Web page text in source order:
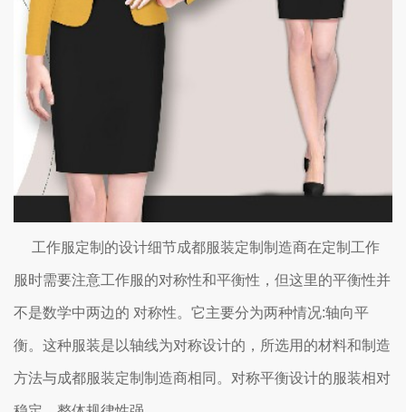
工作服定制的设计细节成都服装定制制造商在定制工作
服时需要注意工作服的对称性和平衡性，但这里的平衡性并
不是数学中两边的 对称性。它主要分为两种情况:轴向平
衡。这种服装是以轴线为对称设计的，所选用的材料和制造
方法与成都服装定制制造商相同。对称平衡设计的服装相对